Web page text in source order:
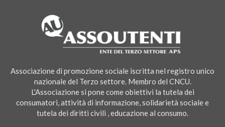
Associazione di promozione sociale iscritta nel registro unico
nazionale del Terzo settore. Membro del CNCU.
L'Associazione si pone come obiettivi la tutela dei
consumatori, attività di informazione, solidarietà sociale e
tutela dei diritti civili , educazione al consumo.